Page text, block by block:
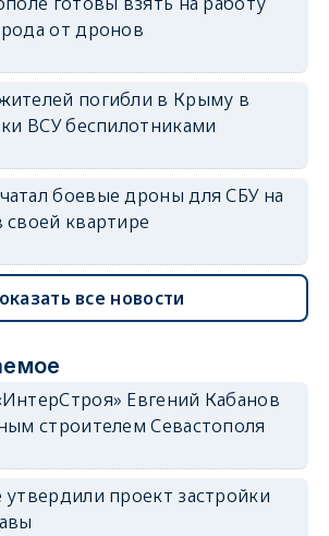
erid: 2SDnjdvhGXG
от дронов
погибли в Крыму в
ВСУ беспилотниками
боевые дроны для СБУ на
квартире
все новости
Евгений Кабанов
строителем Севастополя
утвердили проект застройки